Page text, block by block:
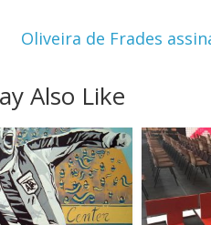
Oliveira de Frades
Also Like